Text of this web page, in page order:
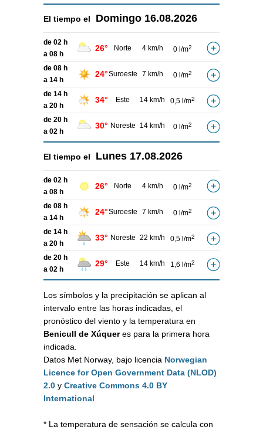
El tiempo el Domingo 16.08.2026
de 02 h
a 08 h
26° Norte 4 km/h 0 l/m2
de 08 h
a 14 h
24°Suroeste 7 km/h 0 l/m2
de 14 h
a 20 h
34° Este 14 km/h 0,5 l/m2
de 20 h
a 02 h
30° Noreste 14 km/h 0 l/m2
El tiempo el Lunes 17.08.2026
de 02 h
a 08 h
26° Norte 4 km/h 0 l/m2
de 08 h
a 14 h
24°Suroeste 7 km/h 0 l/m2
de 14 h
a 20 h
33° Noreste 22 km/h 0,5 l/m2
de 20 h
a 02 h
29° Este 14 km/h 1,6 l/m2
Los símbolos y la precipitación se aplican al
intervalo entre las horas indicadas, el
pronóstico del viento y la temperatura en
Benicull de Xúqueres para la primera hora
indicada.
Datos Met Norway, bajo licencia Norwegian
Licence for Open Government Data (NLOD)
2.0 y Creative Commons 4.0 BY
International
* La temperatura de sensación se calcula con